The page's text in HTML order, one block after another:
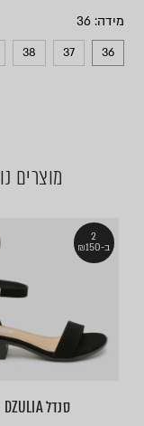
מידה
36
37
38
מוצרים
2
ב-₪150
סנדל DZULIA